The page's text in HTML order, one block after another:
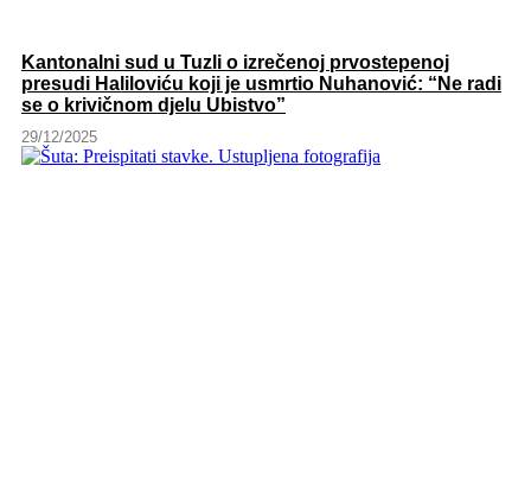
Kantonalni sud u Tuzli o izrečenoj prvostepenoj
presudi Haliloviću koji je usmrtio Nuhanović: “Ne radi
se o krivičnom djelu Ubistvo”
29/12/2025